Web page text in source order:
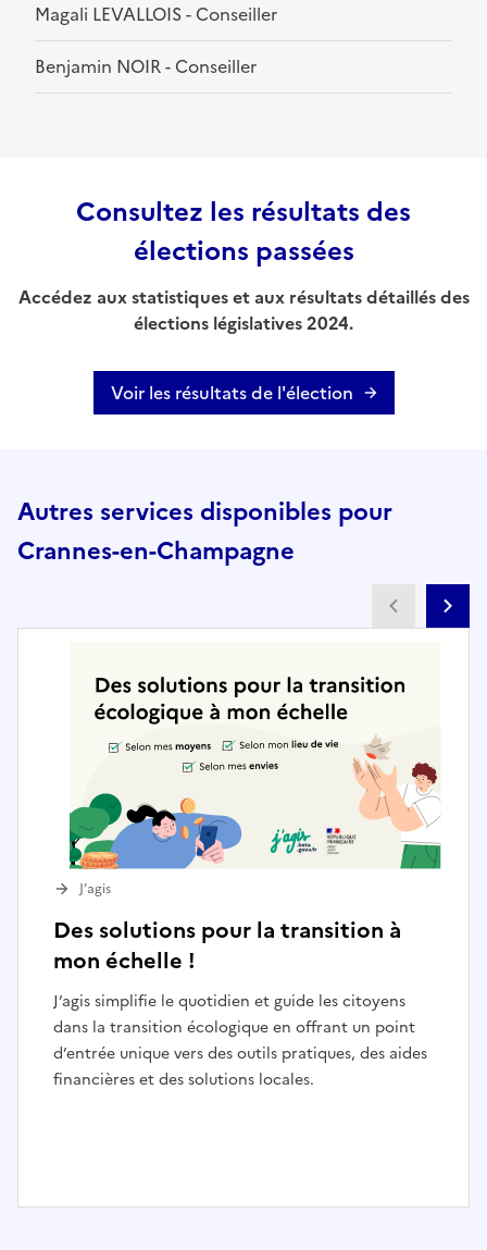
Magali LEVALLOIS - Conseiller
Benjamin NOIR - Conseiller
Consultez les résultats des
élections passées
Accédez aux statistiques et aux résultats détaillés des
élections législatives 2024.
Voir les résultats de l'élection
Autres services disponibles pour
Crannes-en-Champagne
Des solutions pour la transition à
mon échelle !
J’agis simplifie le quotidien et guide les citoyens
dans la transition écologique en offrant un point
d’entrée unique vers des outils pratiques, des aides
financières et des solutions locales.
J’agis